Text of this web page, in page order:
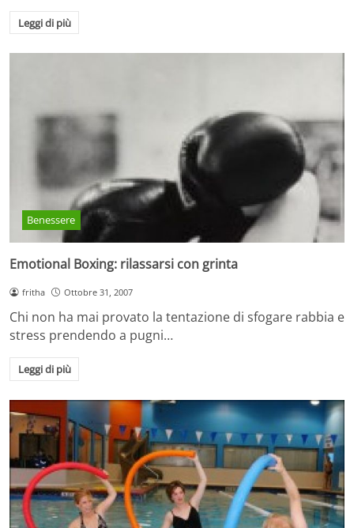
Leggi di più
Benessere
Emotional Boxing: rilassarsi con grinta
fritha Ottobre 31, 2007
Chi non ha mai provato la tentazione di sfogare rabbia e
stress prendendo a pugni…
Leggi di più